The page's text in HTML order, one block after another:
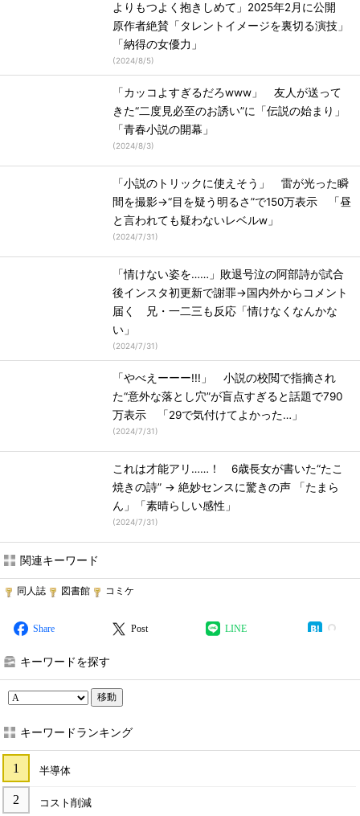
よりもつよく抱きしめて」2025年2月に公開
原作者絶賛「タレントイメージを裏切る演技」
「納得の女優力」
(2024/8/5)
「カッコよすぎるだろwww」 友人が送って
きた“二度見必至のお誘い”に「伝説の始まり」
「青春小説の開幕」
(2024/8/3)
「小説のトリックに使えそう」 雷が光った瞬
間を撮影→“目を疑う明るさ”で150万表示 「昼
と言われても疑わないレベルw」
(2024/7/31)
「情けない姿を……」敗退号泣の阿部詩が試合
後インスタ初更新で謝罪→国内外からコメント
届く 兄・一二三も反応「情けなくなんかな
い」
(2024/7/31)
「やべえーーー!!!」 小説の校閲で指摘され
た“意外な落とし穴”が盲点すぎると話題で790
万表示 「29で気付けてよかった…」
(2024/7/31)
これは才能アリ……！ 6歳長女が書いた“たこ
焼きの詩” → 絶妙センスに驚きの声 「たまら
ん」「素晴らしい感性」
(2024/7/31)
関連キーワード
同人誌 図書館 コミケ
Share Post LINE
キーワードを探す
移動
キーワードランキング
半導体
コスト削減